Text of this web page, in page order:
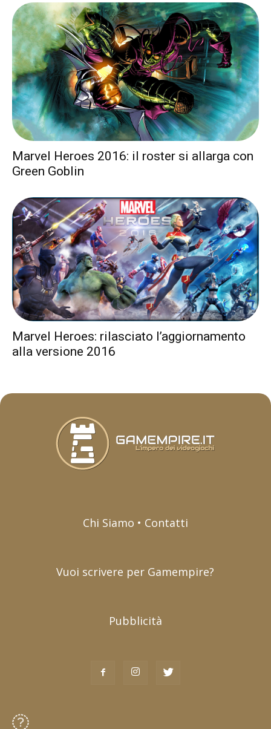
Marvel Heroes 2016: il roster si allarga con
Green Goblin
Marvel Heroes: rilasciato l’aggiornamento
alla versione 2016
Chi Siamo • Contatti
Vuoi scrivere per Gamempire?
Pubblicità